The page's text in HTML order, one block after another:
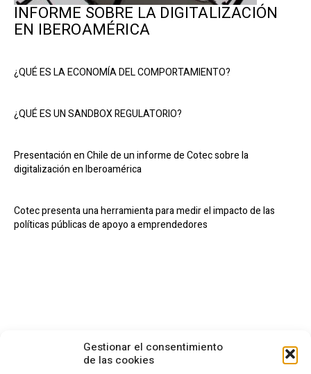
Gestionar el consentimiento
de las cookies
INFORME SOBRE LA DIGITALIZACIÓN
EN IBEROAMÉRICA
¿QUÉ ES LA ECONOMÍA DEL COMPORTAMIENTO?
¿QUÉ ES UN SANDBOX REGULATORIO?
Presentación en Chile de un informe de Cotec sobre la
digitalización en Iberoamérica
Cotec presenta una herramienta para medir el impacto de las
políticas públicas de apoyo a emprendedores